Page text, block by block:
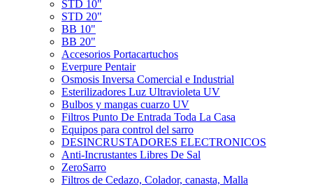
STD 10"
STD 20"
BB 10"
BB 20"
Accesorios Portacartuchos
Everpure Pentair
Osmosis Inversa Comercial e Industrial
Esterilizadores Luz Ultravioleta UV
Bulbos y mangas cuarzo UV
Filtros Punto De Entrada Toda La Casa
Equipos para control del sarro
DESINCRUSTADORES ELECTRONICOS
Anti-Incrustantes Libres De Sal
ZeroSarro
Filtros de Cedazo, Colador, canasta, Malla